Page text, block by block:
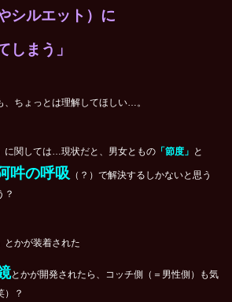
シルエット）に
しまう」
ちょっとは理解してほしい…。
に関しては…現状だと、男女ともの 「節度」 と
吽の呼吸 （？）で解決するしかないと思う
？
とかが装着された
とかが開発されたら、コッチ側（＝男性側）も気
）？